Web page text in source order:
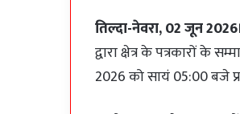
तिल्दा-नेवरा, 02 जून
द्वारा क्षेत्र के पत्रकारों के
2026 को सायं 05:00 बजे